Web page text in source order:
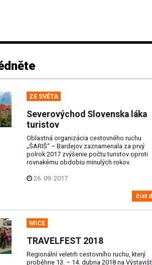
ZE SVĚTA
Severovýchod Slovenska láka
turistov
Oblastná organizácia cestovného ruchu
„ŠARIŠ“ – Bardejov zaznamenala za prvý
polrok 2017 zvýšenie počtu turistov oproti
rovnakému obdobiu minulých rokov.
26. 09. 2017
číst
MICE
TRAVELFEST 2018
Regionální veletrh cestovního ruchu, který
proběhne 13. – 14. dubna 2018 na